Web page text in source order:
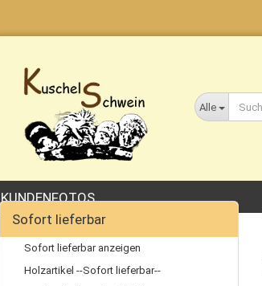
Alle
KUNDENFOTOS
Sofort lieferbar
Sofort lieferbar anzeigen
Holzartikel --Sofort lieferbar--